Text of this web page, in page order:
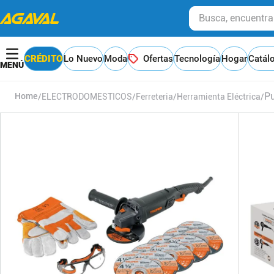
Busca, encuentra y
CRÉDITOLo NuevoModa OfertasTecnologíaHogar
ELECTRODOMESTICOS Ferreteria Herramienta Eléctrica